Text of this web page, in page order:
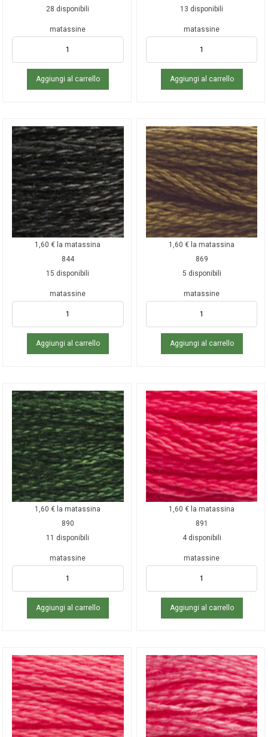
28 disponibili
matassine
Aggiungi al carrello
13 disponibili
matassine
Aggiungi al carrello
1,60€ la matassina
844
15 disponibili
matassine
Aggiungi al carrello
1,60€ la matassina
869
5 disponibili
matassine
Aggiungi al carrello
1,60€ la matassina
890
11 disponibili
matassine
Aggiungi al carrello
1,60€ la matassina
891
4 disponibili
matassine
Aggiungi al carrello